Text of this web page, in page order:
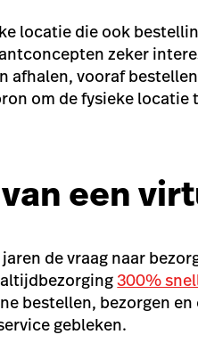
locatie die ook
zeker
afhalen, vooraf
om de fysieke locatie
een
de vraag naar
300%
bestellen, bezorgen
gebleken.